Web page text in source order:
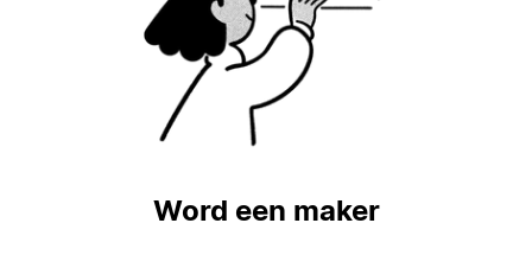
Word een maker